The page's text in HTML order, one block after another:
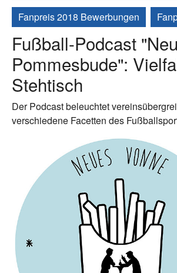
Fanpreis 2018 Bewerbungen
Fußball-Podcast
Pommesbude":
Stehtisch
Der Podcast beleuchtet
verschiedene Facetten des